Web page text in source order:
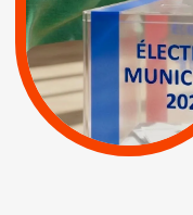
APPELS | Actus |
Espaces Sans
Apartheid
| Lettres
Pétitions